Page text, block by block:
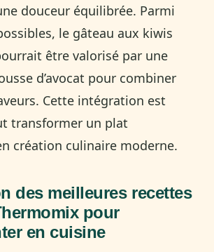
douceur équilibrée. Parmi
le gâteau aux kiwis
être valorisé par une
d’avocat pour combiner
Cette intégration est
transformer un plat
création culinaire moderne.
des meilleures recettes
pour
en cuisine